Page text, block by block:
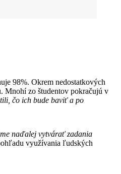
98%. Okrem nedostatkových
Mnohí zo študentov pokračujú v
čo ich bude baviť a po
naďalej vytvárať zadania
využívania ľudských